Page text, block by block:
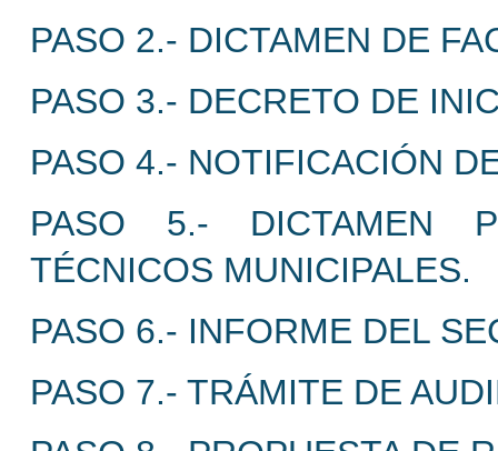
PASO 2.- DICTAMEN DE
PASO 3.- DECRETO DE
PASO 4.- NOTIFICACIÓN
PASO 5.- DICTAMEN
TÉCNICOS MUNICIPALES.
PASO 6.- INFORME DEL
PASO 7.- TRÁMITE DE